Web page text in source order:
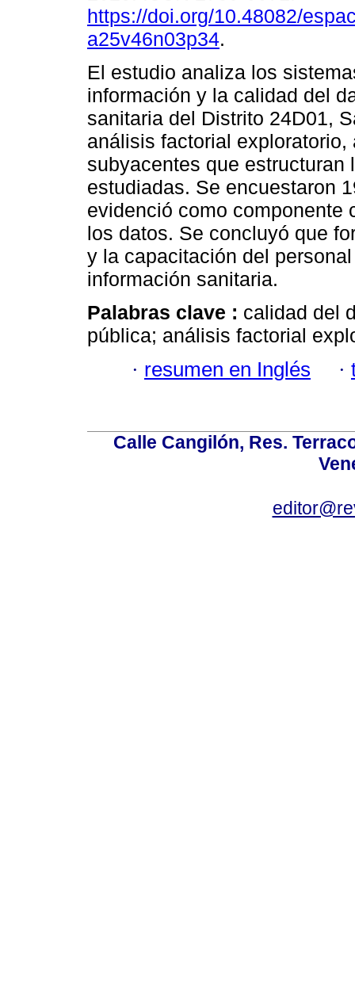
https://doi.org/10.48082/
a25v46n03p34.
El estudio analiza los
información y la calidad del
sanitaria del Distrito 24D01,
análisis factorial
subyacentes que
estudiadas. Se encuestaron
evidenció como componente
los datos. Se concluyó que
y la capacitación del
información sanitaria.
Palabras clave : calidad del
pública; análisis factorial
· resumen en Inglés ·
Calle Cangilón, Res.